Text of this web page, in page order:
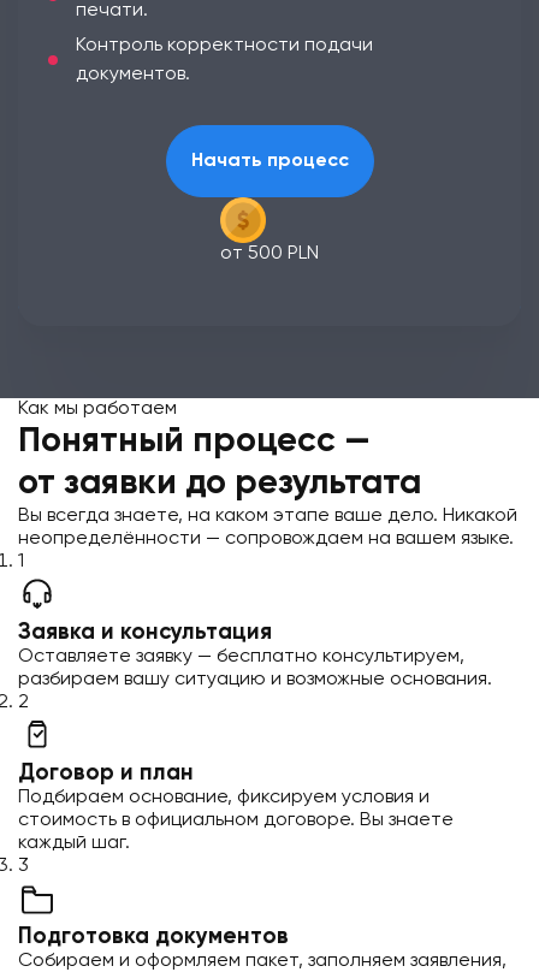
печати.
Контроль корректности подачи
документов.
Начать процесс
от 500 PLN
Как мы работаем
Понятный процесс —
от заявки до результата
Вы всегда знаете, на каком этапе ваше дело. Никакой
неопределённости — сопровождаем на вашем языке.
1
Заявка и консультация
Оставляете заявку — бесплатно консультируем,
разбираем вашу ситуацию и возможные основания.
2
Договор и план
Подбираем основание, фиксируем условия и
стоимость в официальном договоре. Вы знаете
каждый шаг.
3
Подготовка документов
Собираем и оформляем пакет, заполняем заявления,